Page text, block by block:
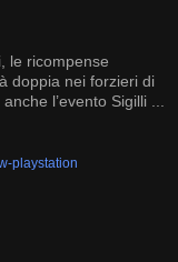
le ricompense
doppia nei forzieri di
l’evento Sigilli ...
playstation